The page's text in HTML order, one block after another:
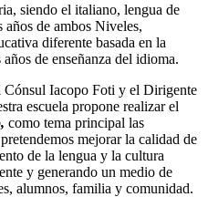
siendo el italiano, lengua de
años de ambos Niveles,
diferente basada en la
de enseñanza del idioma.
Cónsul Iacopo Foti y el Dirigente
escuela propone realizar el
como tema principal las
mejorar la calidad de
de la lengua y la cultura
y generando un medio de
alumnos, familia y comunidad.